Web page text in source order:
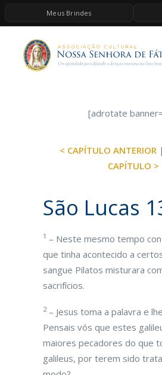
Meus Brindes
HOME
A ASSOCIAÇÃO
ESPIRITUALIDADE
BRINDES
[adrotate
< CAPÍTULO ANTERIOR |
CAPÍTULO >
São Lucas
1 – Neste mesmo tempo
que tinha acontecido a
sangue Pilatos misturara
sacrifícios.
2– Jesus toma a palavra e
Pensais vós que estes
maiores pecadores do que
galileus, por terem sido